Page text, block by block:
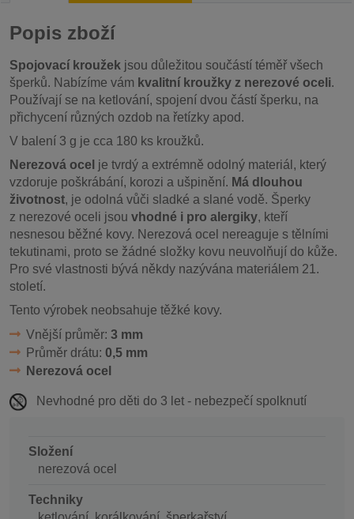
Popis zboží
Spojovací kroužek jsou důležitou součástí téměř všech
šperků. Nabízíme vám kvalitní kroužky z nerezové oceli.
Používají se na ketlování, spojení dvou částí šperku, na
přichycení různých ozdob na řetízky apod.
V balení 3 g je cca 180 ks kroužků.
Nerezová ocel je tvrdý a extrémně odolný materiál, který
vzdoruje poškrábání, korozi a ušpinění. Má dlouhou
životnost, je odolná vůči sladké a slané vodě. Šperky
z nerezové oceli jsou vhodné i pro alergiky, kteří
nesnesou běžné kovy. Nerezová ocel nereaguje s tělními
tekutinami, proto se žádné složky kovu neuvolňují do kůže.
Pro své vlastnosti bývá někdy nazývána materiálem 21.
století.
Tento výrobek neobsahuje těžké kovy.
Vnější průměr: 3 mm
Průměr drátu: 0,5 mm
Nerezová ocel
Nevhodné pro děti do 3 let - nebezpečí spolknutí
Složení
nerezová ocel
Techniky